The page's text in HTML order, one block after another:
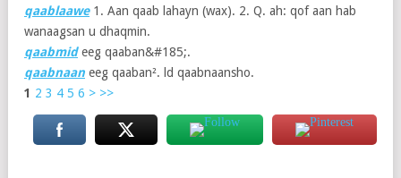
qaablaawe1. Aan qaab lahayn (wax). 2. Q. ah: qof aan hab
wanaagsan u dhaqmin.
qaabmideeg qaaban&#185;.
qaabnaan eeg qaaban². ld qaabnaansho.
1 2 3 4 5 6 > >>